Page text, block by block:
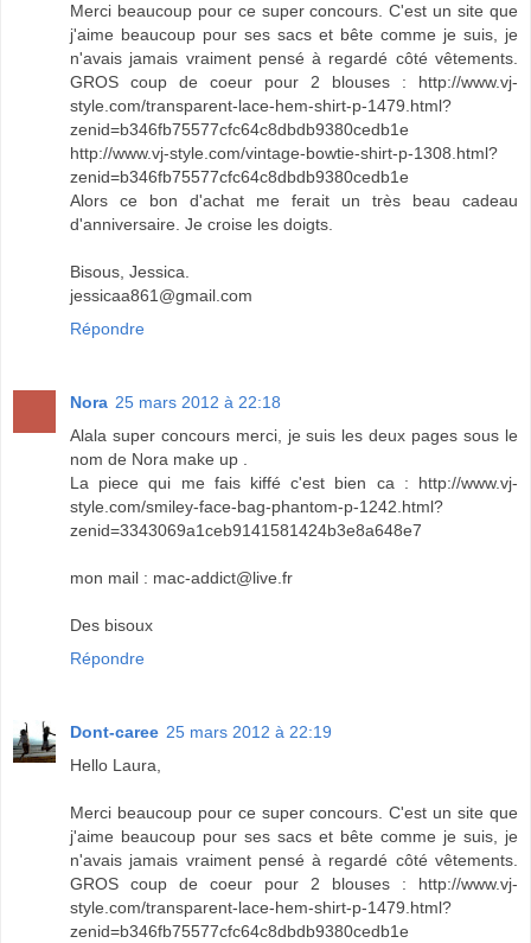
Merci beaucoup pour ce super concours. C'est un site que
j'aime beaucoup pour ses sacs et bête comme je suis, je
n'avais jamais vraiment pensé à regardé côté vêtements.
GROS coup de coeur pour 2 blouses : http://www.vj-
style.com/transparent-lace-hem-shirt-p-1479.html?
zenid=b346fb75577cfc64c8dbdb9380cedb1e
http://www.vj-style.com/vintage-bowtie-shirt-p-1308.html?
zenid=b346fb75577cfc64c8dbdb9380cedb1e
Alors ce bon d'achat me ferait un très beau cadeau
d'anniversaire. Je croise les doigts.
Bisous, Jessica.
jessicaa861@gmail.com
Répondre
Nora 25 mars 2012 à 22:18
Alala super concours merci, je suis les deux pages sous le
nom de Nora make up .
La piece qui me fais kiffé c'est bien ca : http://www.vj-
style.com/smiley-face-bag-phantom-p-1242.html?
zenid=3343069a1ceb9141581424b3e8a648e7
mon mail : mac-addict@live.fr
Des bisoux
Répondre
Dont-caree 25 mars 2012 à 22:19
Hello Laura,
Merci beaucoup pour ce super concours. C'est un site que
j'aime beaucoup pour ses sacs et bête comme je suis, je
n'avais jamais vraiment pensé à regardé côté vêtements.
GROS coup de coeur pour 2 blouses : http://www.vj-
style.com/transparent-lace-hem-shirt-p-1479.html?
zenid=b346fb75577cfc64c8dbdb9380cedb1e